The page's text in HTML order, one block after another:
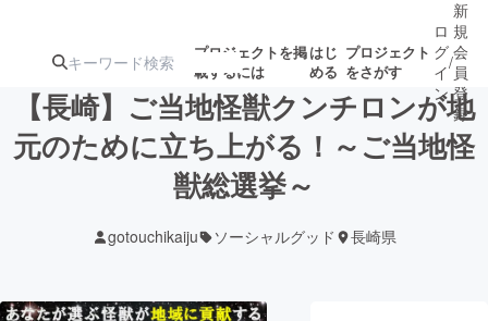
プロジェクトを掲
載するには
はじ
める
プロジェクト
をさがす
注目の新着プロ募集終了が近いプ
ロ
グ
イ
ン
/
新
規
会
員
登
録
【長崎】ご当地怪獣クンチロンが地
元のために立ち上がる！～ご当地怪
獣総選挙～
gotouchikaiju ソーシャルグッド 長崎県